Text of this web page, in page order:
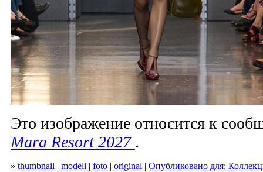
Это изображение относится к
Mara Resort 2027 .
» thumbnail | modeli | foto | original | Опубликовано для: